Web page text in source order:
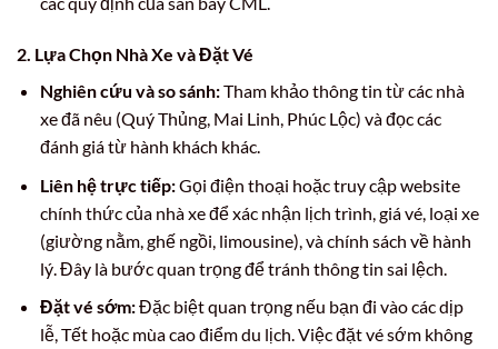
2. Lựa Chọn Nhà Xe và Đặt Vé
Nghiên cứu và so sánh:Tham khảo thông tin từ các nhà
xe đã nêu (Quý Thủng, Mai Linh, Phúc Lộc) và đọc các
đánh giá từ hành khách khác.
Liên hệ trực tiếp:Gọi điện thoại hoặc truy cập website
chính thức của nhà xe để xác nhận lịch trình, giá vé, loại xe
(giường nằm, ghế ngồi, limousine), và chính sách về hành
lý. Đây là bước quan trọng để tránh thông tin sai lệch.
Đặt vé sớm:Đặc biệt quan trọng nếu bạn đi vào các dịp
lễ, Tết hoặc mùa cao điểm du lịch. Việc đặt vé sớm không